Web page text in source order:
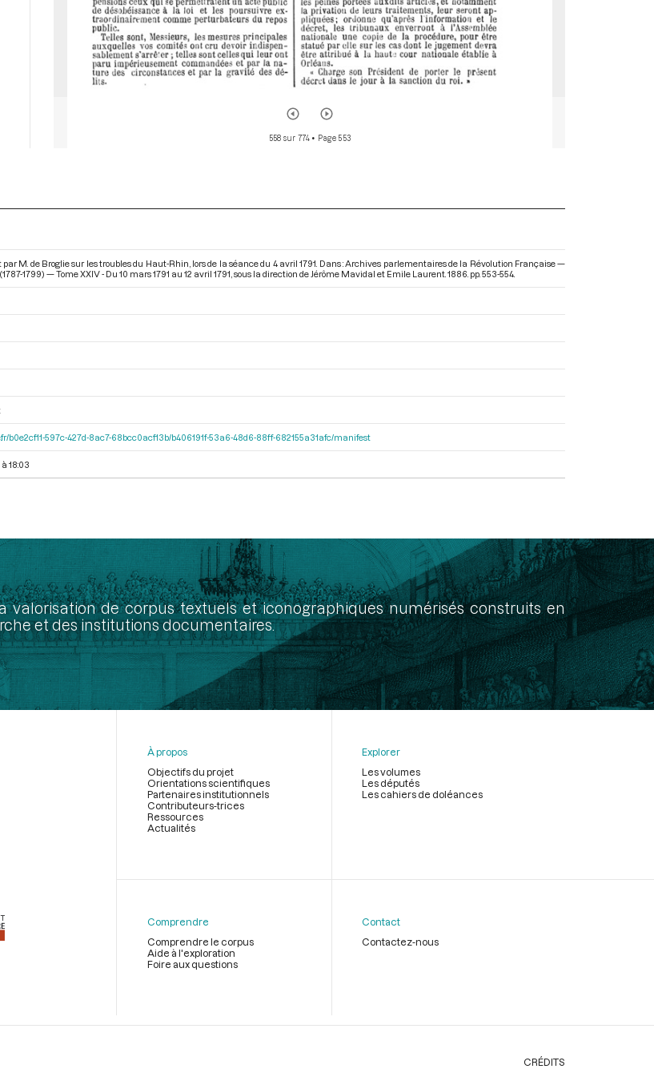
558 sur 774• Page 553
par M. de Broglie sur les troubles du Haut-Rhin, lors de la séance du 4 avril 1791. Dans : Archives parlementaires de la Révolution Française —
1799) — Tome XXIV - Du 10 mars 1791 au 12 avril 1791 , sous la direction de Jérôme Mavidal et Emile Laurent. 1886. pp. 553-554.
b0e2cf11-597c-427d-8ac7-68bcc0acf13b/b406191f-53a6-48d6-88ff-682155a31afc/manifest
18:03
valorisation de corpus textuels et iconographiques numérisés construits en
et des institutions documentaires.
page
À propos
Objectifs du projet
Orientations scientifiques
Partenaires institutionnels
Contributeurs-trices
Ressources
Actualités
Explorer
Les volumes
Les députés
Les cahiers de doléances
Comprendre
Comprendre le corpus
Aide à l'exploration
Foire aux questions
Contact
Contactez-nous
CRÉDITS